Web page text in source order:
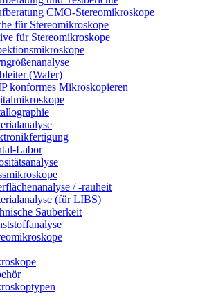
CMO-Stereomikroskope
für Stereomikroskope
für Stereomikroskope
(Wafer)
konformes Mikroskopieren
Labor
/ -rauheit
(für LIBS)
Sauberkeit